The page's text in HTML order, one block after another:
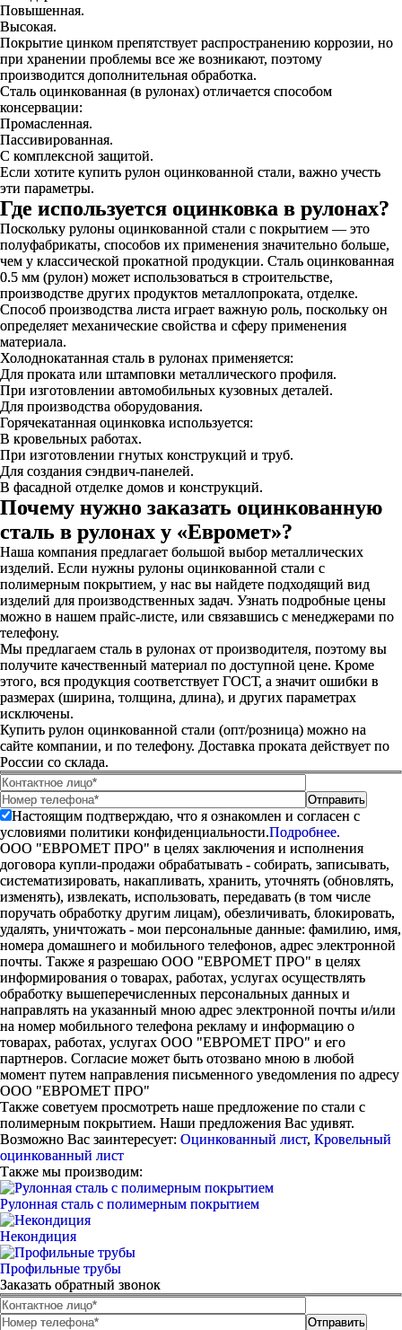
Повышенная.
Высокая.
Покрытие цинком препятствует распространению коррозии, но
при хранении проблемы все же возникают, поэтому
производится дополнительная обработка.
Сталь оцинкованная (в рулонах) отличается способом
консервации:
Промасленная.
Пассивированная.
С комплексной защитой.
Если хотите купить рулон оцинкованной стали, важно учесть
эти параметры.
Где используется оцинковка в рулонах?
Поскольку рулоны оцинкованной стали с покрытием — это
полуфабрикаты, способов их применения значительно больше,
чем у классической прокатной продукции. Сталь оцинкованная
0.5 мм (рулон) может использоваться в строительстве,
производстве других продуктов металлопроката, отделке.
Способ производства листа играет важную роль, поскольку он
определяет механические свойства и сферу применения
материала.
Холоднокатанная сталь в рулонах применяется:
Для проката или штамповки металлического профиля.
При изготовлении автомобильных кузовных деталей.
Для производства оборудования.
Горячекатанная оцинковка используется:
В кровельных работах.
При изготовлении гнутых конструкций и труб.
Для создания сэндвич-панелей.
В фасадной отделке домов и конструкций.
Почему нужно заказать оцинкованную
сталь в рулонах у «Евромет»?
Наша компания предлагает большой выбор металлических
изделий. Если нужны рулоны оцинкованной стали с
полимерным покрытием, у нас вы найдете подходящий вид
изделий для производственных задач. Узнать подробные цены
можно в нашем прайс-листе, или связавшись с менеджерами по
телефону.
Мы предлагаем сталь в рулонах от производителя, поэтому вы
получите качественный материал по доступной цене. Кроме
этого, вся продукция соответствует ГОСТ, а значит ошибки в
размерах (ширина, толщина, длина), и других параметрах
исключены.
Купить рулон оцинкованной стали (опт/розница) можно на
сайте компании, и по телефону. Доставка проката действует по
России со склада.
Настоящим подтверждаю, что я ознакомлен и согласен с
условиями политики конфиденциальности.Подробнее.
ООО "ЕВРОМЕТ ПРО" в целях заключения и исполнения
договора купли-продажи обрабатывать - собирать, записывать,
систематизировать, накапливать, хранить, уточнять (обновлять,
изменять), извлекать, использовать, передавать (в том числе
поручать обработку другим лицам), обезличивать, блокировать,
удалять, уничтожать - мои персональные данные: фамилию, имя,
номера домашнего и мобильного телефонов, адрес электронной
почты. Также я разрешаю ООО "ЕВРОМЕТ ПРО" в целях
информирования о товарах, работах, услугах осуществлять
обработку вышеперечисленных персональных данных и
направлять на указанный мною адрес электронной почты и/или
на номер мобильного телефона рекламу и информацию о
товарах, работах, услугах ООО "ЕВРОМЕТ ПРО" и его
партнеров. Согласие может быть отозвано мною в любой
момент путем направления письменного уведомления по адресу
ООО "ЕВРОМЕТ ПРО"
Также советуем просмотреть наше предложение по стали с
полимерным покрытием. Наши предложения Вас удивят.
Возможно Вас заинтересует: Оцинкованный лист, Кровельный
оцинкованный лист
Также мы производим:
Рулонная сталь с полимерным покрытием
Некондиция
Профильные трубы
Заказать обратный звонок